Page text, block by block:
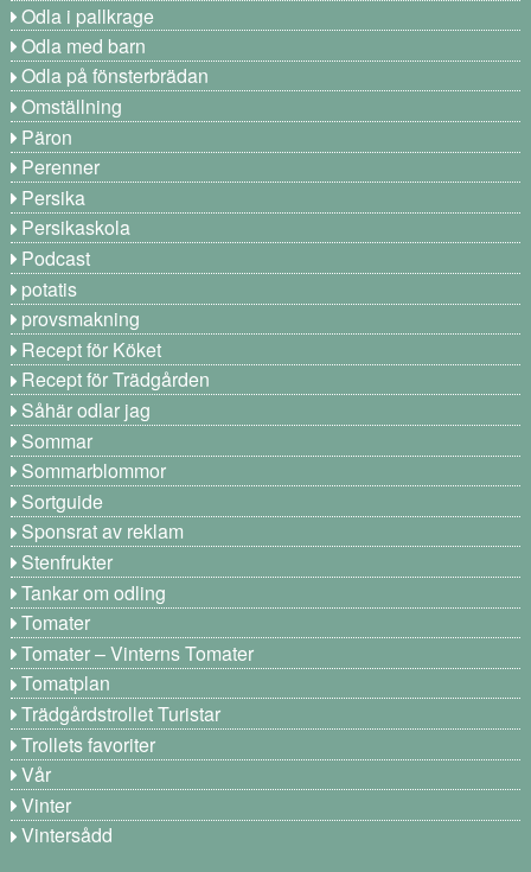
Odla i pallkrage
Odla med barn
Odla på fönsterbrädan
Omställning
Päron
Perenner
Persika
Persikaskola
Podcast
potatis
provsmakning
Recept för Köket
Recept för Trädgården
Såhär odlar jag
Sommar
Sommarblommor
Sortguide
Sponsrat av reklam
Stenfrukter
Tankar om odling
Tomater
Tomater – Vinterns Tomater
Tomatplan
Trädgårdstrollet Turistar
Trollets favoriter
Vår
Vinter
Vintersådd